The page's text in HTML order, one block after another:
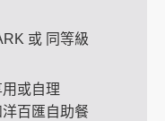
或 同等級
或自理
百匯自助餐